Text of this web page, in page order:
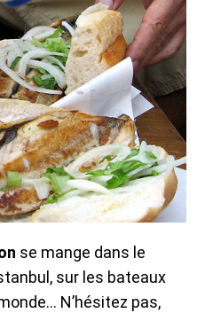
se mange dans le
sur les bateaux
N’hésitez pas,